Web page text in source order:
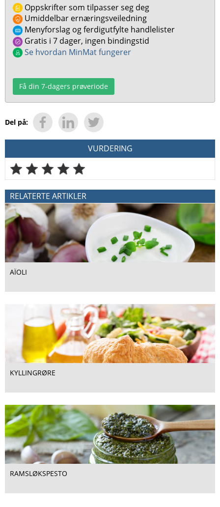
Oppskrifter som tilpasser seg deg
Umiddelbar ernæringsveiledning
Menyforslag og ferdigutfylte handlelister
Gratis i 7 dager, ingen bindingstid
Se hvordan MinMat fungerer
Få din 7-dagers prøveriode
Del på:
VURDERING
RELATERTE ARTIKLER
AÏOLI
KYLLINGRØRE
RAMSLØKSPESTO